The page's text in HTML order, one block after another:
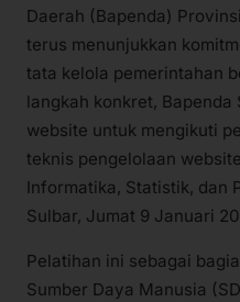
Daerah (Bapenda)
terus menunjukkan
tata kelola pemerintahan
langkah konkret,
website untuk mengikuti
teknis pengelolaan
Informatika, Statistik, dan
Sulbar, Jumat 9 Januari
Pelatihan ini sebagai
Sumber Daya Manusia